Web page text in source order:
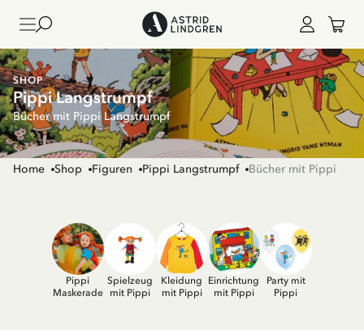
SHOP
Pippi Langstrumpf
Bücher mit Pippi Langstrumpf
Home Shop Figuren Pippi Langstrumpf Bücher mit Pippi
Pippi
Maskerade
Spielzeug
mit Pippi
Kleidung
mit Pippi
Einrichtung
mit Pippi
Party mit
Pippi